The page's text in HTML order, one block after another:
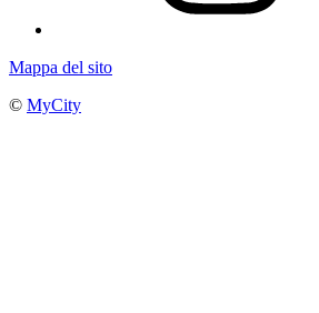
Mappa del sito
© MyCity